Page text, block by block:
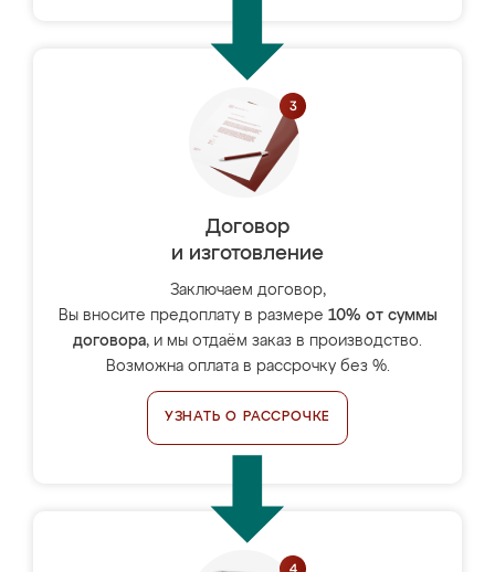
Договор
и изготовление
Заключаем договор,
Вы вносите предоплату в размере 10% от суммы
договора, и мы отдаём заказ в производство.
Возможна оплата в рассрочку без %.
УЗНАТЬ О РАССРОЧКЕ